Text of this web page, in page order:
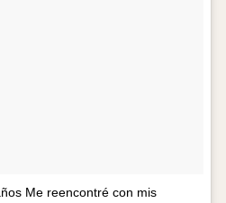
Me reencontré con mis